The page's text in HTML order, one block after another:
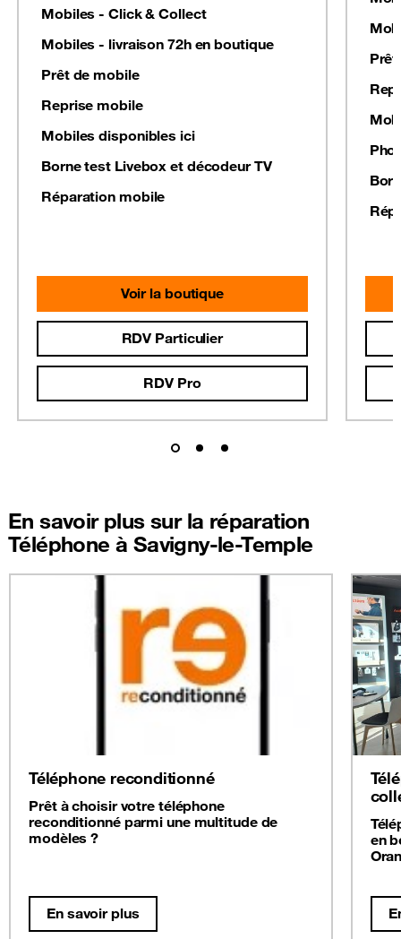
Mobiles - Click & Collect
Mobiles - livraison 72h en boutique
Prêt de mobile
Reprise mobile
Mobiles disponibles ici
Borne test Livebox et décodeur TV
Réparation mobile
Voir la boutique
RDV Particulier
RDV Pro
En savoir plus sur la réparation
Téléphone à Savigny-le-Temple
Téléphone reconditionné
Prêt à choisir votre téléphone
reconditionné parmi une multitude de
modèles ?
En savoir plus
en